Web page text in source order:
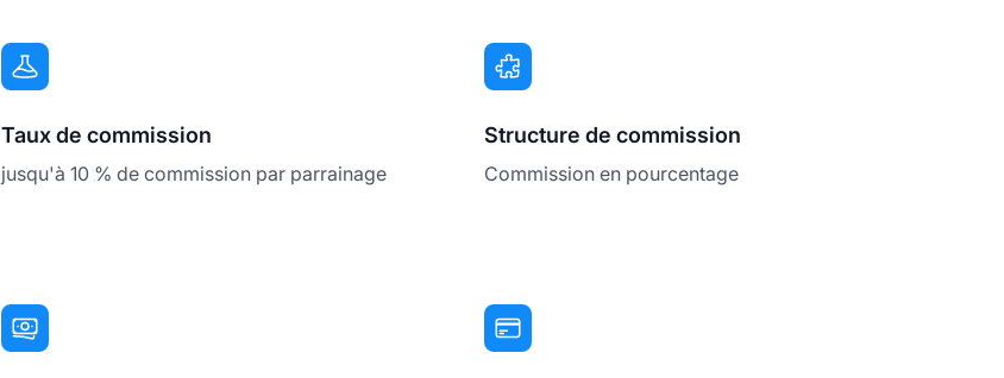
Taux de commission
jusqu'à 10 % de commission par parrainage
Structure de commission
Commission en pourcentage